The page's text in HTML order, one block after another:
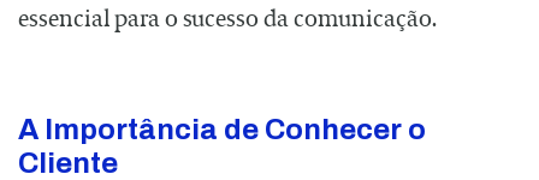
essencial para o sucesso da comunicação.
A Importância de Conhecer o
Cliente